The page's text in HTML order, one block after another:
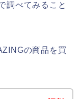
調べてみること
の商品を買